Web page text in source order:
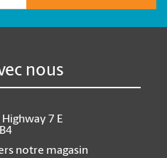
nous
7 E
notre magasin